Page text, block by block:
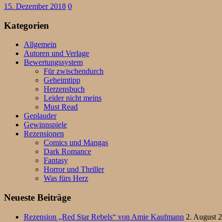
15. Dezember 2018 0
Kategorien
Allgemein
Autoren und Verlage
Bewertungssystem
Für zwischendurch
Geheimtipp
Herzensbuch
Leider nicht meins
Must Read
Geplauder
Gewinnspiele
Rezensionen
Comics und Mangas
Dark Romance
Fantasy
Horror und Thriller
Was fürs Herz
Neueste Beiträge
Rezension „Red Star Rebels“ von Amie Kaufmann 2. August